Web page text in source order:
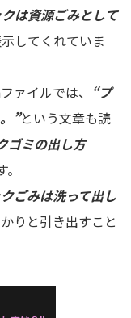
は資源ごみとして
してくれていま
ァイルでは、 “プ
”という文章も読
ゴミの出し方
ごみは洗って出し
りと引き出すこと